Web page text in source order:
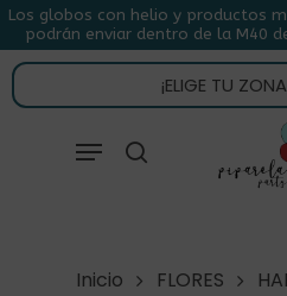
Skip
to
main
content
Los globos con helio y productos
podrán enviar dentro de la M40
¡ELIGE TU
Menu
CARRITO
Inicio FLORES
Menu